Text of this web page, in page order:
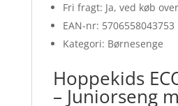
Fri fragt: Ja, ved køb
EAN-nr: 5706558043753
Kategori: Børnesenge
Hoppekids
– Juniorseng